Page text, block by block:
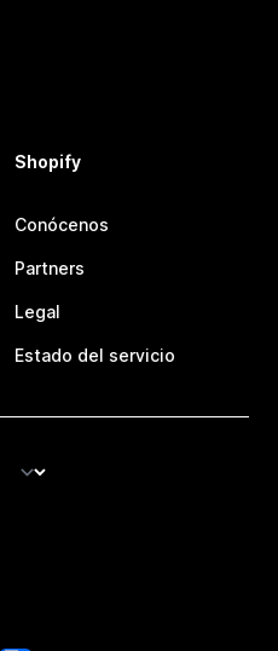
Shopify
Conócenos
Partners
Legal
Estado del servicio